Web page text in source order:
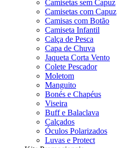
Camisetas sem Capuz
Camisetas com Capuz
Camisas com Botão
Camiseta Infantil
Calça de Pesca
Capa de Chuva
Jaqueta Corta Vento
Colete Pescador
Moletom
Manguito
Bonés e Chapéus
Viseira
Buff e Balaclava
Calçados
Óculos Polarizados
Luvas e Protect